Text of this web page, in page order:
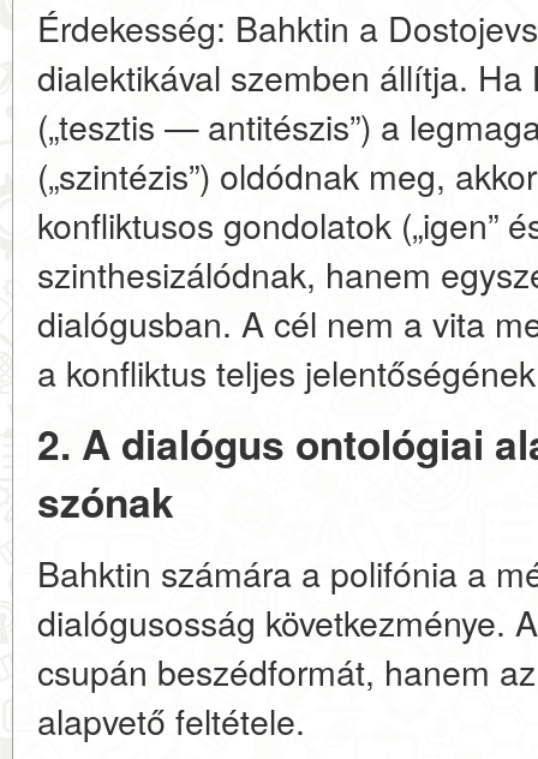
Érdekesség: Bahktin a
dialektikával szemben állítja.
(„tesztis — antitészis”) a
(„szintézis”) oldódnak meg,
konfliktusos gondolatok („igen”
szinthesizálódnak, hanem
dialógusban. A cél nem a vita
a konfliktus teljes
2. A dialógus ontológiai
szónak
Bahktin számára a polifónia a
dialógusosság következménye.
csupán beszédformát, hanem
alapvető feltétele.